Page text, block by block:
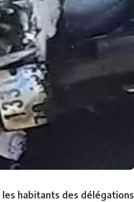
habitants des délégations